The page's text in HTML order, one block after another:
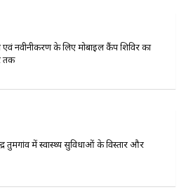
नवीनीकरण के लिए मोबाइल कैंप शिविर का
तक
तुमगांव में स्वास्थ्य सुविधाओं के विस्तार और